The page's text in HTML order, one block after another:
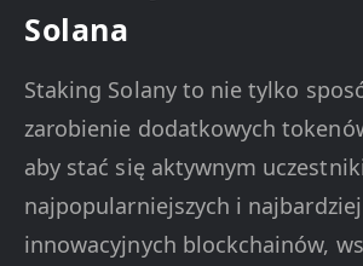
Solana
Staking Solany to nie tylko
zarobienie dodatkowych
aby stać się aktywnym
najpopularniejszych i najbardziej
innowacyjnych blockchainów,